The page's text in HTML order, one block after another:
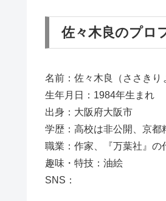
佐々木良のプロ
名前： 佐々木良（ささきり
生年月日：1984年生まれ
出身：大阪府大阪市
学歴：高校は非公開、京
職業：作家、『万葉社』の
趣味・特技：油絵
SNS：